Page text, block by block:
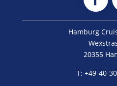
Hamburg
20355
T: +49-40-